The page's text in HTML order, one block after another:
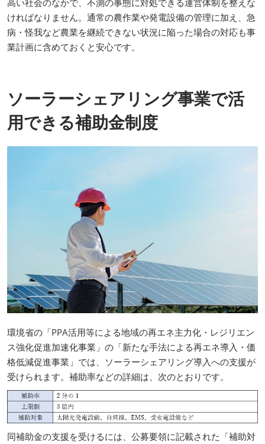
ければなりません。通常の農作業や発電設備の管理に加え、急
病・怪我など農業を継続できない状況に陥った場合の対応も事
業計画に含めておくと安心です。
ソーラーシェアリング事業で活
用できる補助金制度
環境省の「PPA活用等による地域の再エネ主力化・レジリエン
ス強化促進加速化事業」の「新たな手法による再エネ導入・価
格低減促進事業」では、ソーラーシェアリング導入への支援が
受けられます。補助率などの詳細は、次のとおりです。
同補助金の支援を受けるには、公募要領に記載された「補助対